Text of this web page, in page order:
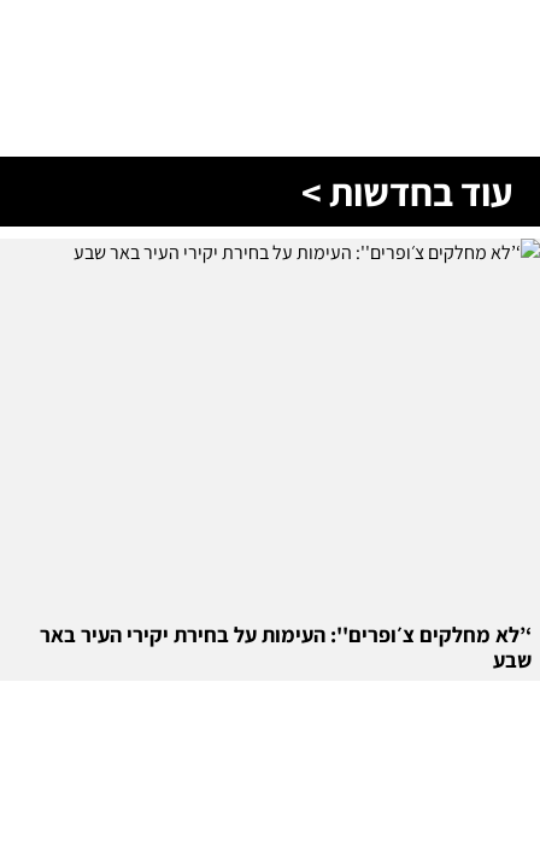
עוד בחדשות >
‘’לא מחלקים צ׳ופרים'': העימות על בחירת יקירי העיר באר
שבע